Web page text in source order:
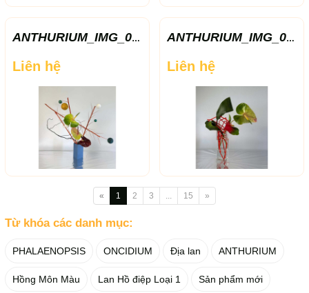
ANTHURIUM_IMG_00
Liên hệ
ANTHURIUM_IMG_00
Liên hệ
« 1 2 3 ... 15 »
Từ khóa các danh mục:
PHALAENOPSIS ONCIDIUM Địa lan ANTHURIUM
Hồng Môn Màu Lan Hồ điệp Loại 1 Sản phẩm mới